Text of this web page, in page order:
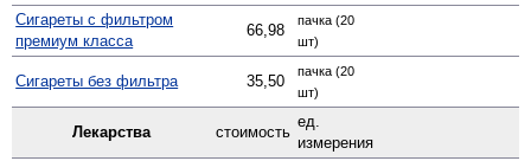
Сигареты с фильтром
премиум класса
66,98
пачка (20
шт)
Сигареты без фильтра 35,50
пачка (20
шт)
Лекарства стоимость
ед.
измерения